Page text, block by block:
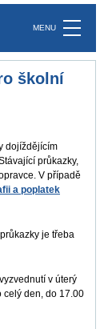
školní
dojíždějícím
průkazky,
V případě
a poplatek
je třeba
v úterý
celý den, do 17.00